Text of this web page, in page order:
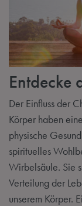
Entdecke
Der Einfluss der
Körper haben
physische
spirituelles
Wirbelsäule. Sie
Verteilung der
unserem Körper.